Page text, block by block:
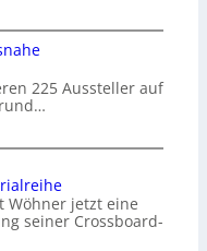
225 Aussteller auf
Wöhner jetzt eine
seiner Crossboard-